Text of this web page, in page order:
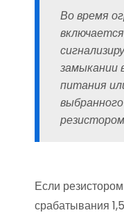
Во время
замыкании
питания
Если
срабатывания